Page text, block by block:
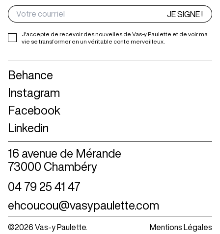
16 avenue de M érande
73000 Chambéry
04 79 25 41 47
ehcoucou@vasypau ette.com
Behance
Instagram
Facebook
Linkedin
JE SIGNE !
J'accepte de recevoir des nouvelles de Vas-y Paulette et de voir ma
vie se transformer en un véritable conte merveilleux.
©2026 Vas-y Paulette. Mentions Légales